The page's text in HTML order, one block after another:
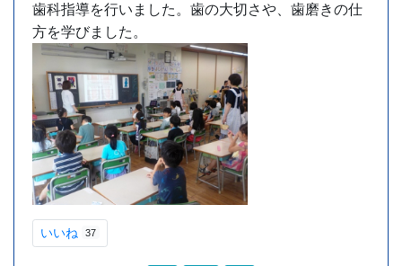
歯科指導を行いました。歯の大切さや、歯磨きの仕
方を学びました。
いいね 37